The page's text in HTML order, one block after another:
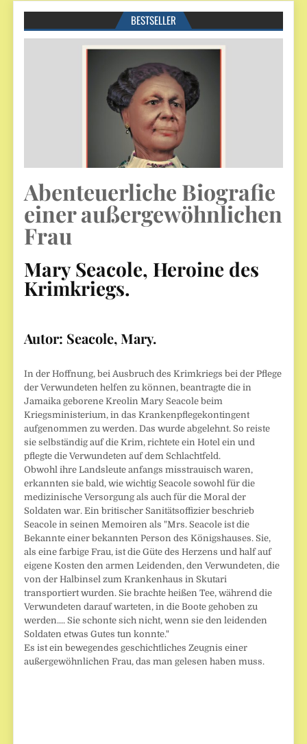
BESTSELLER
Abenteuerliche Biografie
einer außergewöhnlichen
Frau
Mary Seacole, Heroine des
Krimkriegs.
Autor: Seacole, Mary.
In der Hoffnung, bei Ausbruch des Krimkriegs bei der Pflege
der Verwundeten helfen zu können, beantragte die in
Jamaika geborene Kreolin Mary Seacole beim
Kriegsministerium, in das Krankenpflegekontingent
aufgenommen zu werden. Das wurde abgelehnt. So reiste
sie selbständig auf die Krim, richtete ein Hotel ein und
pflegte die Verwundeten auf dem Schlachtfeld.
Obwohl ihre Landsleute anfangs misstrauisch waren,
erkannten sie bald, wie wichtig Seacole sowohl für die
medizinische Versorgung als auch für die Moral der
Soldaten war. Ein britischer Sanitätsoffizier beschrieb
Seacole in seinen Memoiren als "Mrs. Seacole ist die
Bekannte einer bekannten Person des Königshauses. Sie,
als eine farbige Frau, ist die Güte des Herzens und half auf
eigene Kosten den armen Leidenden, den Verwundeten, die
von der Halbinsel zum Krankenhaus in Skutari
transportiert wurden. Sie brachte heißen Tee, während die
Verwundeten darauf warteten, in die Boote gehoben zu
werden.... Sie schonte sich nicht, wenn sie den leidenden
Soldaten etwas Gutes tun konnte."
Es ist ein bewegendes geschichtliches Zeugnis einer
außergewöhnlichen Frau, das man gelesen haben muss.